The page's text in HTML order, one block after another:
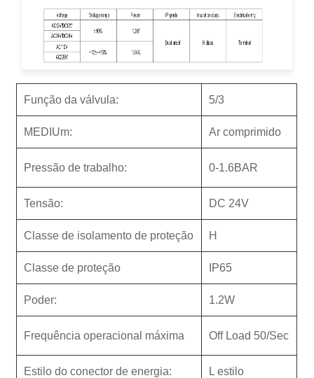
Função da válvula: 5/3
M EDIUm: Ar comprimido
Pressão de trabalho: 0-1.6BAR
Tensão: DC 24V
Classe de isolamento de proteção H
Classe de proteção IP65
Poder: 1.2W
Frequência operacional máxima Off Load 50/Sec
Estilo do conector de energia: L estilo